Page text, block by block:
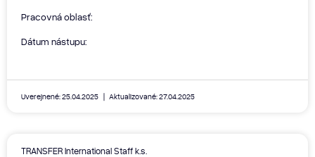
Pracovná oblasť:
Dátum nástupu:
Uverejnené: 25.04.2025 Aktualizované: 27.04.2025
TRANSFER International Staff k.s.